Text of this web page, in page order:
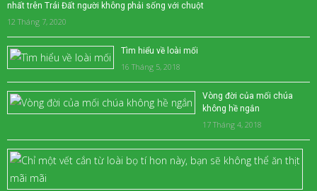
nhất trên Trái Đất người không phải sống với chuột
12 Tháng 7, 2020
Tìm hiểu về loài mối
16 Tháng 5, 2018
Vòng đời của mối chúa
không hề ngắn
17 Tháng 4, 2018